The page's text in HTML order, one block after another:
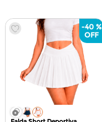
-40 %
Short Deportivo con
Botones Laterales
Azul Naval
8,10 13 ,50
Bs.: 6,136.08